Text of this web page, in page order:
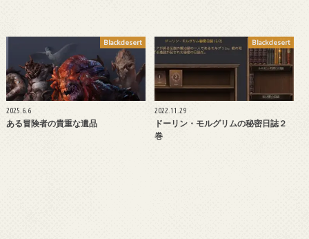
Blackdesert
2025.6.6
ある冒険者の貴重な遺品
Blackdesert
2022.11.29
ドーリン・モルグリムの秘密日誌２
巻